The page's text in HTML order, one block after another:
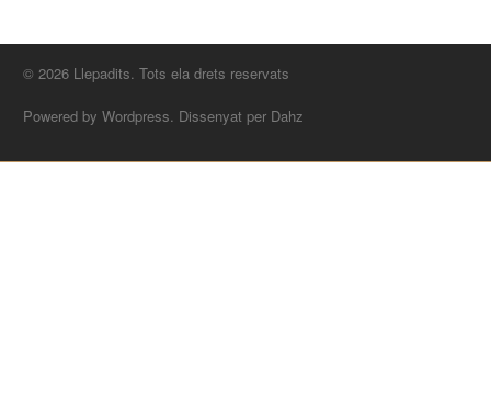
© 2026 Llepadits. Tots ela drets reservats
Powered by Wordpress. Dissenyat per Dahz